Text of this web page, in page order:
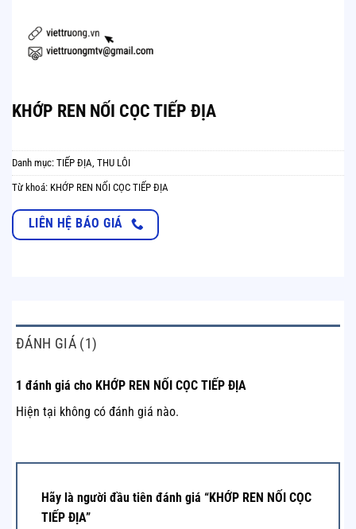
KHỚP REN NỐI CỌC TIẾP ĐỊA
Danh mục: TIẾP ĐỊA, THU LÔI
Từ khoá: KHỚP REN NỐI CỌC TIẾP ĐỊA
LIÊN HỆ BÁO GIÁ
ĐÁNH GIÁ (1)
1 đánh giá cho KHỚP REN NỐI CỌC TIẾP ĐỊA
Hiện tại không có đánh giá nào.
Hãy là người đầu tiên đánh giá “KHỚP REN NỐI CỌC
TIẾP ĐỊA”